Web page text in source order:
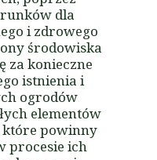
dla
i zdrowego
środowiska
za konieczne
istnienia i
ogrodów
elementów
powinny
procesie ich